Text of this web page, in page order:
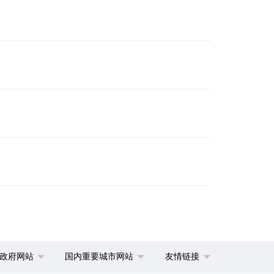
府网站 国内重要城市网站 友情链接